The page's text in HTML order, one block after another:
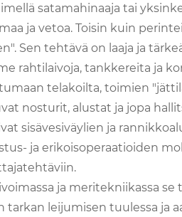
satamahinaaja tai
ja vetoa. Toisin kuin
Sen tehtävä on laaja ja
rahtilaivoja, tankkereita ja
telakoilta, toimien
nosturit, alustat ja jopa
sisävesiväylien ja
ja erikoisoperaatioiden
ja meritekniikassa
tarkan leijumisen tuulessa ja